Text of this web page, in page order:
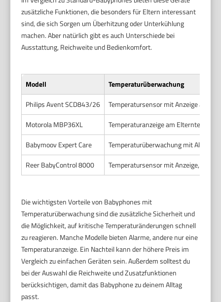
zusätzliche Funktionen, die besonders für Eltern interessant
sind, die sich Sorgen um Überhitzung oder Unterkühlung
machen. Aber natürlich gibt es auch Unterschiede bei
Ausstattung, Reichweite und Bedienkomfort.
Modell
Temperaturüberwachung
Philips Avent SCD843/26
Temperatursensor mit Anzeige am
Motorola MBP36XL
Temperaturanzeige am Elternteil,
Babymoov Expert Care
Temperaturüberwachung mit
Reer BabyControl 8000
Temperatursensor mit Anzeige, kein
Die wichtigsten Vorteile von Babyphones mit
Temperaturüberwachung sind die zusätzliche Sicherheit und
die Möglichkeit, auf kritische Temperaturänderungen schnell
zu reagieren. Manche Modelle bieten Alarme, andere nur eine
Temperaturanzeige. Ein Nachteil kann der höhere Preis im
Vergleich zu einfachen Geräten sein. Außerdem solltest du
bei der Auswahl die Reichweite und Zusatzfunktionen
berücksichtigen, damit das Babyphone zu deinem Alltag
passt.